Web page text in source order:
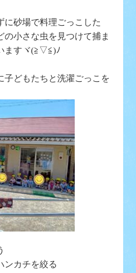
に砂場で料理ごっこした
の小さな虫を見つけて捕ま
ますヾ(≧▽≦)ﾉ
子どもたちと洗濯ごっこを
カチを絞る